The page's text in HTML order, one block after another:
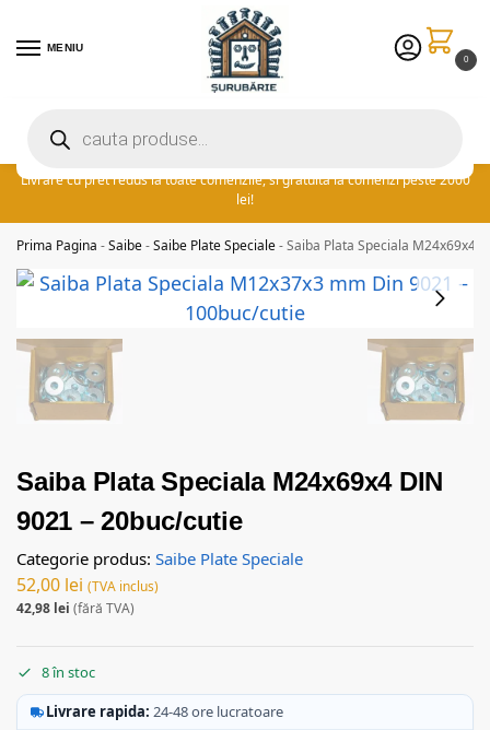
MENIU
0
reducere la comenzile peste 300 lei! adauga cuponul ‘FIDSUR’ la
Livrare cu pret redus la toate comenzile, si gratuita la comenzi peste 2000
lei!
Prima Pagina - Saibe - Saibe Plate Speciale - Saiba Plata Speciala M24x69x4
Saiba Plata Speciala M24x69x4 DIN
9021 – 20buc/cutie
Categorie produs: Saibe Plate Speciale
52,00 lei (TVA inclus)
42,98 lei (fără TVA)
8 în stoc
Livrare rapida: 24-48 ore lucratoare